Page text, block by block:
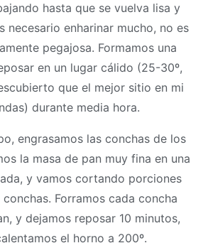
hasta que se vuelva lisa y
necesario enharinar mucho, no es
pegajosa. Formamos una
en un lugar cálido (25-30º,
que el mejor sitio en mi
durante media hora.
engrasamos las conchas de los
la masa de pan muy fina en una
y vamos cortando porciones
Forramos cada concha
y dejamos reposar 10 minutos,
el horno a 200º.